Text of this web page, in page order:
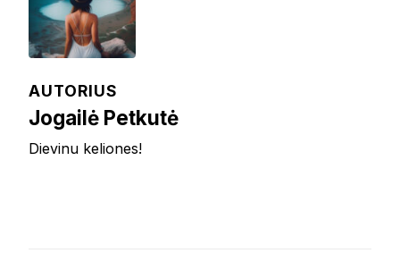
AUTORIUS
Jogailė Petkutė
Dievinu keliones!